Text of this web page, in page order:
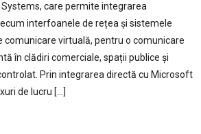
care permite integrarea
interfoanele de rețea și sistemele
comunicare virtuală, pentru o comunicare
în clădiri comerciale, spații publice și
Prin integrarea directă cu Microsoft
de lucru […]